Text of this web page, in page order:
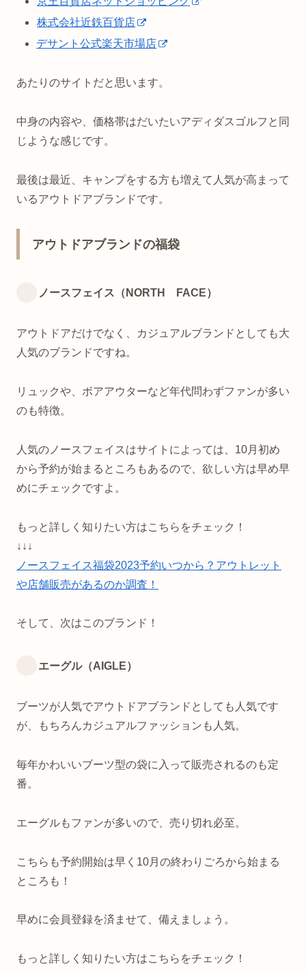
株式会社近鉄百貨店
デサント公式楽天市場店
あたりのサイトだと思います。
中身の内容や、価格帯はだいたいアディダスゴルフと同
じような感じです。
最後は最近、キャンプをする方も増えて人気が高まって
いるアウトドアブランドです。
アウトドアブランドの福袋
ノースフェイス（NORTH FACE）
アウトドアだけでなく、カジュアルブランドとしても大
人気のブランドですね。
リュックや、ボアアウターなど年代問わずファンが多い
のも特徴。
人気のノースフェイスはサイトによっては、10月初め
から予約が始まるところもあるので、欲しい方は早め早
めにチェックですよ。
もっと詳しく知りたい方はこちらをチェック！
↓↓↓
ノースフェイス福袋2023予約いつから？アウトレット
や店舗販売があるのか調査！
そして、次はこのブランド！
エーグル（AIGLE）
ブーツが人気でアウトドアブランドとしても人気です
が、もちろんカジュアルファッションも人気。
毎年かわいいブーツ型の袋に入って販売されるのも定
番。
エーグルもファンが多いので、売り切れ必至。
こちらも予約開始は早く10月の終わりごろから始まる
ところも！
早めに会員登録を済ませて、備えましょう。
もっと詳しく知りたい方はこちらをチェック！